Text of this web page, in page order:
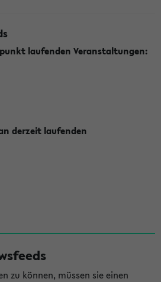
laufenden Veranstaltungen:
derzeit laufenden
zu können, müssen sie einen